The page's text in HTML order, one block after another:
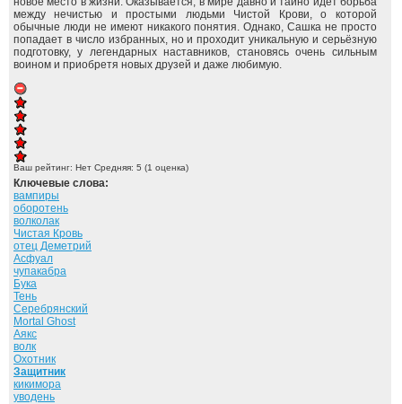
между нечистью и простыми людьми Чистой Крови, о которой
обычные люди не имеют никакого понятия. Однако, Сашка не просто
попадает в число избранных, но и проходит уникальную и серьёзную
подготовку, у легендарных наставников, становясь очень сильным
воином и приобретя новых друзей и даже любимую.
Ваш рейтинг: Нет Средняя: 5 (1 оценка)
Ключевые слова:
вампиры
оборотень
волколак
Чистая Кровь
отец Деметрий
Асфуал
чупакабра
Бука
Тень
Серебрянский
Mortal Ghost
Аякс
волк
Охотник
Защитник
кикимора
уводень